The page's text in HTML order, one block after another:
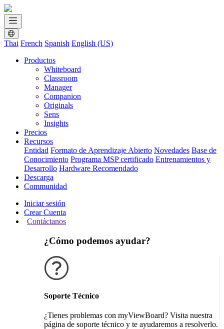
Thai French Spanish English (US)
Productos
Whiteboard
Classroom
Manager
Companion
Originals
Sens
Insights
Precios
Recursos
Entidad Formato de Aprendizaje Abierto Novedades Base de
Conocimiento Programa MSP certificado Entrenamientos y
Desarrollo Hardware Recomendado
Descarga
Communidad
Iniciar sesión
Crear Cuenta
Contáctanos
¿Cómo podemos ayudar?
Soporte Técnico
¿Tienes problemas con myViewBoard? Visita nuestra
página de soporte técnico y te ayudaremos a resolverlo.